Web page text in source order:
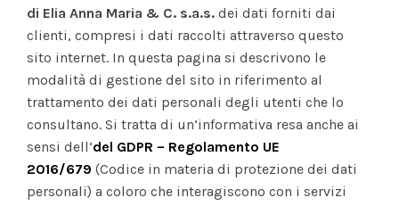
di Elia Anna Maria & C. s.a.s. dei dati forniti dai
clienti, compresi i dati raccolti attraverso questo
sito internet. In questa pagina si descrivono le
modalità di gestione del sito in riferimento al
trattamento dei dati personali degli utenti che lo
consultano. Si tratta di un’informativa resa anche ai
sensi dell’del GDPR – Regolamento UE
2016/679 (Codice in materia di protezione dei dati
personali) a coloro che interagiscono con i servizi